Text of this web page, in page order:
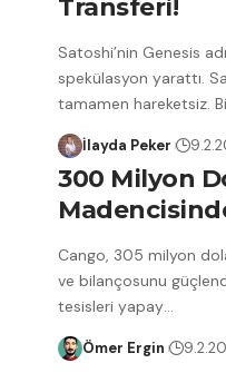
Transferi!
Satoshi’nin Genesis
spekülasyon yarattı.
tamamen hareketsiz.
İlayda Peker
300 Milyon
Cango, 305 milyon
ve bilançosunu
tesisleri yapay…
Ömer Ergin